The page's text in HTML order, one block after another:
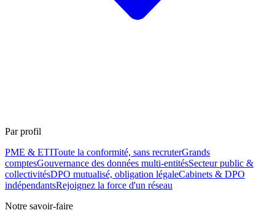
Par profil
PME & ETIToute la conformité, sans recruterGrands
comptesGouvernance des données multi-entitésSecteur public &
collectivitésDPO mutualisé, obligation légaleCabinets & DPO
indépendantsRejoignez la force d'un réseau
Notre savoir-faire